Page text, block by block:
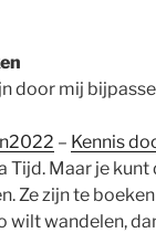
door mij
– Kennis
Tijd. Maar je
Ze zijn te
wilt wandelen,